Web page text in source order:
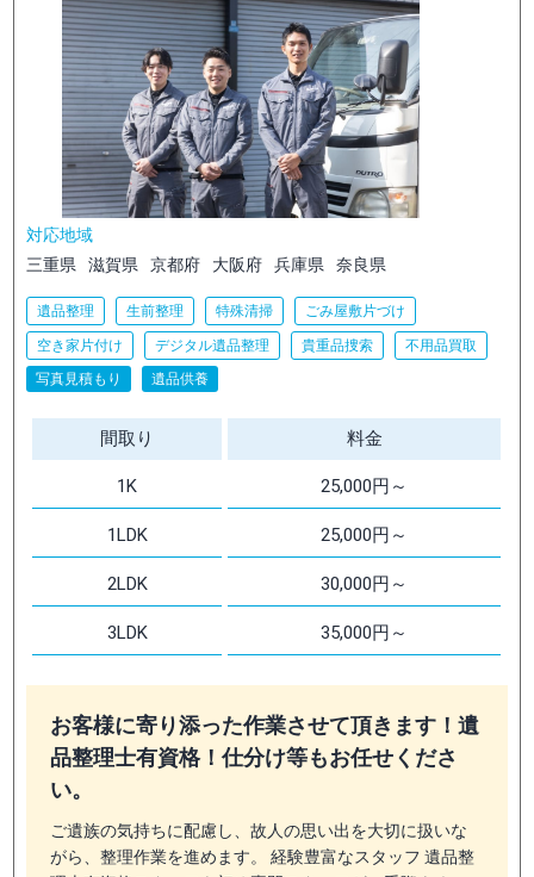
対応地域
三重県
滋賀県 京都府 大阪府 兵庫県 奈良県
遺品整理 生前整理 特殊清掃 ごみ屋敷片づけ
空き家片付け デジタル遺品整理 貴重品捜索
不用品買取
写真見積もり
遺品供養
間取り 料金
1K 25,000円～
1LDK 25,000円～
2LDK 30,000円～
3LDK 35,000円～
お客様に寄り添った作業させて頂きます！遺
品整理士有資格！仕分け等もお任せくださ
い。
ご遺族の気持ちに配慮し、故人の思い出を大切に扱いな
がら、整理作業を進めます。 経験豊富なスタッフ 遺品整